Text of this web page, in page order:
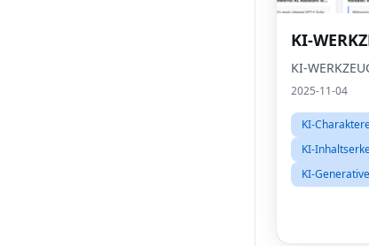
KI-
KI-
2025-11-04
KI-
KI-
KI-